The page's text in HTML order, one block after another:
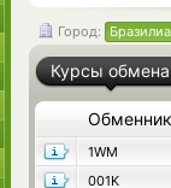
Город: Бразилиа
Курсы обмена
Обменник
1WM
001K